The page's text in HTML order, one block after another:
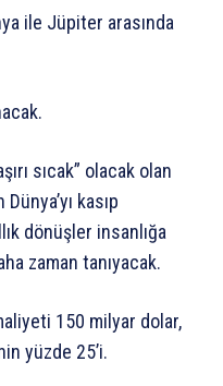
ile Jüpiter arasında
sıcak” olacak olan
kasıp
dönüşler insanlığa
zaman tanıyacak.
150 milyar dolar,
yüzde 25’i.